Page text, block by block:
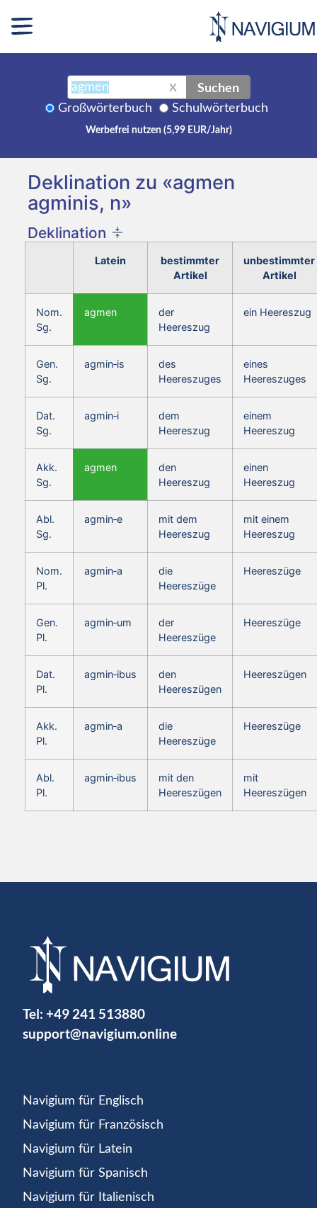
X Suchen
Großwörterbuch Schulwörterbuch
Werbefrei nutzen (5,99 EUR/Jahr)
Deklination zu «agmen
agminis, n»
Deklination
Latein
bestimmter
Artikel
unbestimmter
Artikel
Nom.
Sg.
agmen
der
Heereszug
ein Heereszug
Gen.
Sg.
agmin‑is
des
Heereszuges
eines
Heereszuges
Dat.
Sg.
agmin‑i
dem
Heereszug
einem
Heereszug
Akk.
Sg.
agmen
den
Heereszug
einen
Heereszug
Abl.
Sg.
agmin‑e
mit dem
Heereszug
mit einem
Heereszug
Nom.
Pl.
agmin‑a
die
Heereszüge
Heereszüge
Gen.
Pl.
agmin‑um
der
Heereszüge
Heereszüge
Dat.
Pl.
agmin‑ibus
den
Heereszügen
Heereszügen
Akk.
Pl.
agmin‑a
die
Heereszüge
Heereszüge
Abl.
Pl.
agmin‑ibus
mit den
Heereszügen
mit
Heereszügen
Tel: +49 241 513880
support@navigium.online
Navigium für Englisch
Navigium für Französisch
Navigium für Latein
Navigium für Spanisch
Navigium für Italienisch